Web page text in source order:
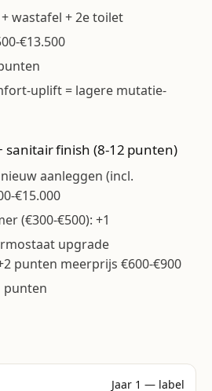
wastafel + 2e toilet
€13.500
uplift = lagere mutatie-
sanitair finish (8-12 punten)
aanleggen (incl.
€15.000
(€300-€500): +1
upgrade
punten meerprijs €600-€900
punten
Jaar 1 — label